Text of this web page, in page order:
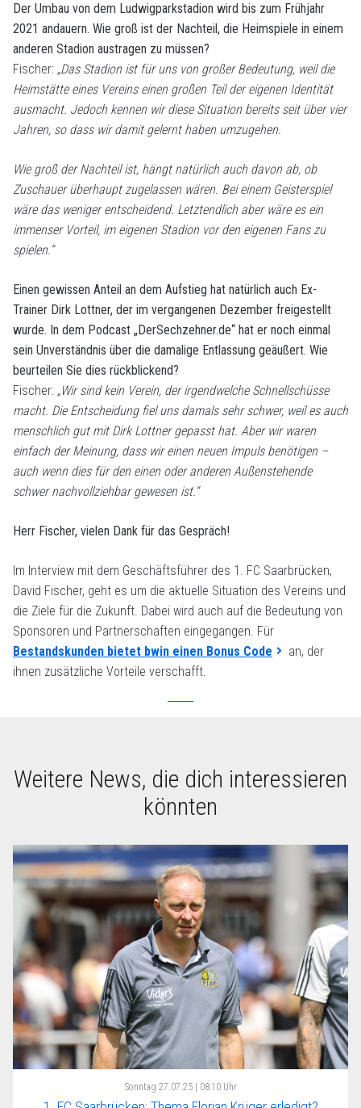
Der Umbau von dem Ludwigparkstadion wird bis zum Frühjahr
2021 andauern. Wie groß ist der Nachteil, die Heimspiele in einem
anderen Stadion austragen zu müssen?
Fischer: „Das Stadion ist für uns von großer Bedeutung, weil die
Heimstätte eines Vereins einen großen Teil der eigenen Identität
ausmacht. Jedoch kennen wir diese Situation bereits seit über vier
Jahren, so dass wir damit gelernt haben umzugehen.
Wie groß der Nachteil ist, hängt natürlich auch davon ab, ob
Zuschauer überhaupt zugelassen wären. Bei einem Geisterspiel
wäre das weniger entscheidend. Letztendlich aber wäre es ein
immenser Vorteil, im eigenen Stadion vor den eigenen Fans zu
spielen.“
Einen gewissen Anteil an dem Aufstieg hat natürlich auch Ex-
Trainer Dirk Lottner, der im vergangenen Dezember freigestellt
wurde. In dem Podcast „DerSechzehner.de“ hat er noch einmal
sein Unverständnis über die damalige Entlassung geäußert. Wie
beurteilen Sie dies rückblickend?
Fischer: „Wir sind kein Verein, der irgendwelche Schnellschüsse
macht. Die Entscheidung fiel uns damals sehr schwer, weil es auch
menschlich gut mit Dirk Lottner gepasst hat. Aber wir waren
einfach der Meinung, dass wir einen neuen Impuls benötigen –
auch wenn dies für den einen oder anderen Außenstehende
schwer nachvollziehbar gewesen ist.“
Herr Fischer, vielen Dank für das Gespräch!
Im Interview mit dem Geschäftsführer des 1. FC Saarbrücken,
David Fischer, geht es um die aktuelle Situation des Vereins und
die Ziele für die Zukunft. Dabei wird auch auf die Bedeutung von
Sponsoren und Partnerschaften eingegangen. Für
Bestandskunden bietet bwin einen Bonus Code
an, der
ihnen zusätzliche Vorteile verschafft.
Weitere News, die dich interessieren
könnten
Sonntag 27.07.25 | 08:10 Uhr